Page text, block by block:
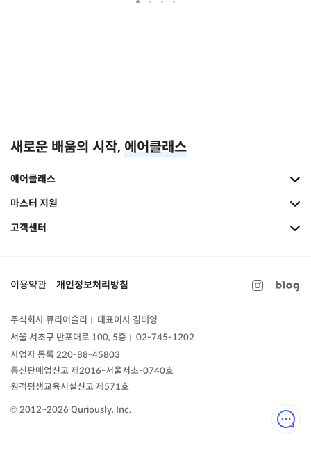
새로운 배움의 시작, 에어클래스
에어클래스
마스터 지원
고객센터
이용약관 개인정보처리방침
주식회사 큐리어슬리
대표이사 김태영
서울 서초구 반포대로 100, 5층
02-745-1202
사업자 등록 220-88-45803
통신판매업신고제2016-서울서초-0740호
원격평생교육시설신고 제571호
© 2012~2026 Quriously, Inc.